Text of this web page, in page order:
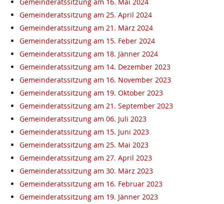
Gemeinderatssitzung am 25. April 2024
Gemeinderatssitzung am 21. März 2024
Gemeinderatssitzung am 15. Feber 2024
Gemeinderatssitzung am 18. Jänner 2024
Gemeinderatssitzung am 14. Dezember 2023
Gemeinderatssitzung am 16. November 2023
Gemeinderatssitzung am 19. Oktober 2023
Gemeinderatssitzung am 21. September 2023
Gemeinderatssitzung am 06. Juli 2023
Gemeinderatssitzung am 15. Juni 2023
Gemeinderatssitzung am 25. Mai 2023
Gemeinderatssitzung am 27. April 2023
Gemeinderatssitzung am 30. März 2023
Gemeinderatssitzung am 16. Februar 2023
Gemeinderatssitzung am 19. Jänner 2023